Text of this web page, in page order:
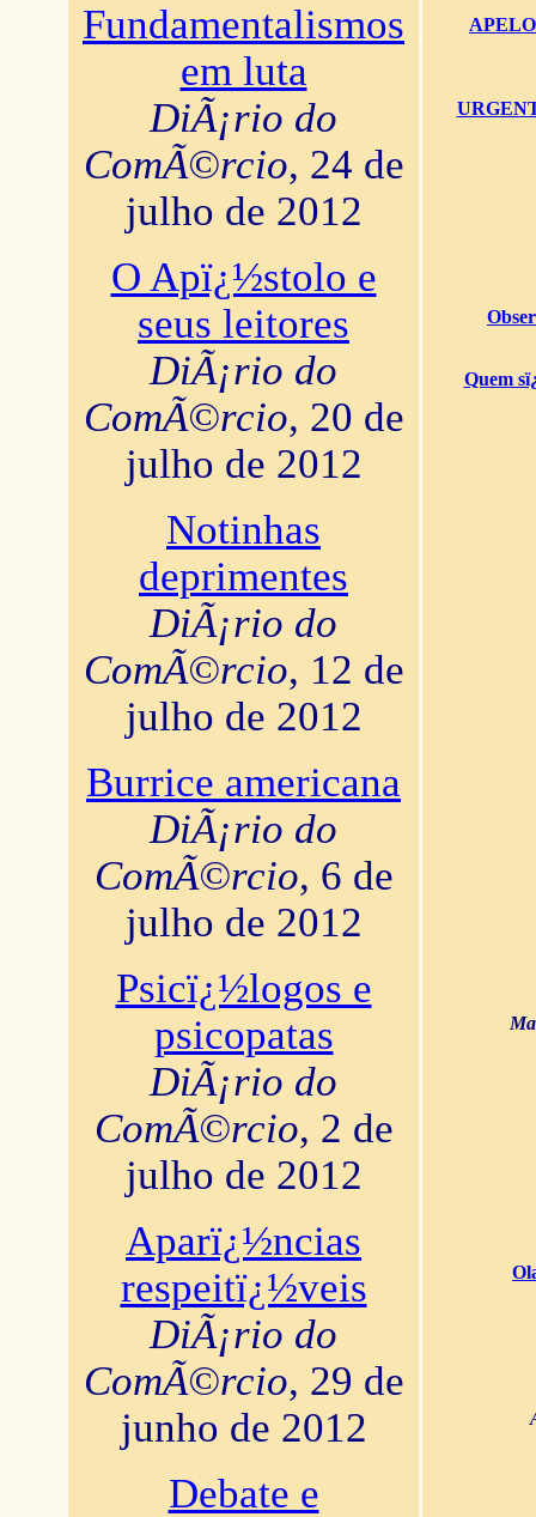
Fundamentalismos
em luta
DiÃ¡rio do
ComÃ©rcio, 24 de
julho de 2012
O Apï¿½stolo e
seus leitores
DiÃ¡rio do
ComÃ©rcio, 20 de
julho de 2012
Notinhas
deprimentes
DiÃ¡rio do
ComÃ©rcio, 12 de
julho de 2012
Burrice americana
DiÃ¡rio do
ComÃ©rcio, 6 de
julho de 2012
Psicï¿½logos e
psicopatas
DiÃ¡rio do
ComÃ©rcio, 2 de
julho de 2012
Aparï¿½ncias
respeitï¿½veis
DiÃ¡rio do
ComÃ©rcio, 29 de
junho de 2012
Debate e
Quem